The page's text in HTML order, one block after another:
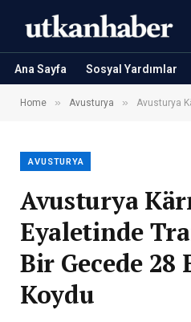
Ana Sayfa Sosyal Yardımlar
Home » Avusturya » Avusturya Kärnten
AVUSTURYA
Avusturya
Eyaletinde
Bir Gecede 28
Koydu